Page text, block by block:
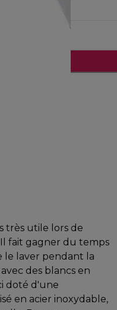
très utile lors de
fait gagner du temps
le laver pendant la
des blancs en
doté d'une
en acier inoxydable,